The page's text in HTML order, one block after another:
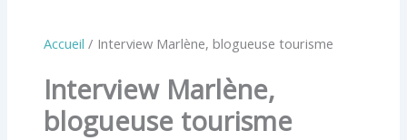
Accueil Interview Marlène, blogueuse tourisme
Interview Marlène,
blogueuse tourisme